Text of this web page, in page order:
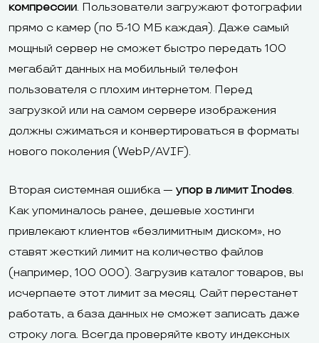
компрессии. Пользователи загружают фотографии
прямо с камер (по 5-10 МБ каждая). Даже самый
мощный сервер не сможет быстро передать 100
мегабайт данных на мобильный телефон
пользователя с плохим интернетом. Перед
загрузкой или на самом сервере изображения
должны сжиматься и конвертироваться в форматы
нового поколения (WebP/AVIF).
Вторая системная ошибка — упор в лимит Inodes.
Как упоминалось ранее, дешевые хостинги
привлекают клиентов «безлимитным диском», но
ставят жесткий лимит на количество файлов
(например, 100 000). Загрузив каталог товаров, вы
исчерпаете этот лимит за месяц. Сайт перестанет
работать, а база данных не сможет записать даже
строку лога. Всегда проверяйте квоту индексных